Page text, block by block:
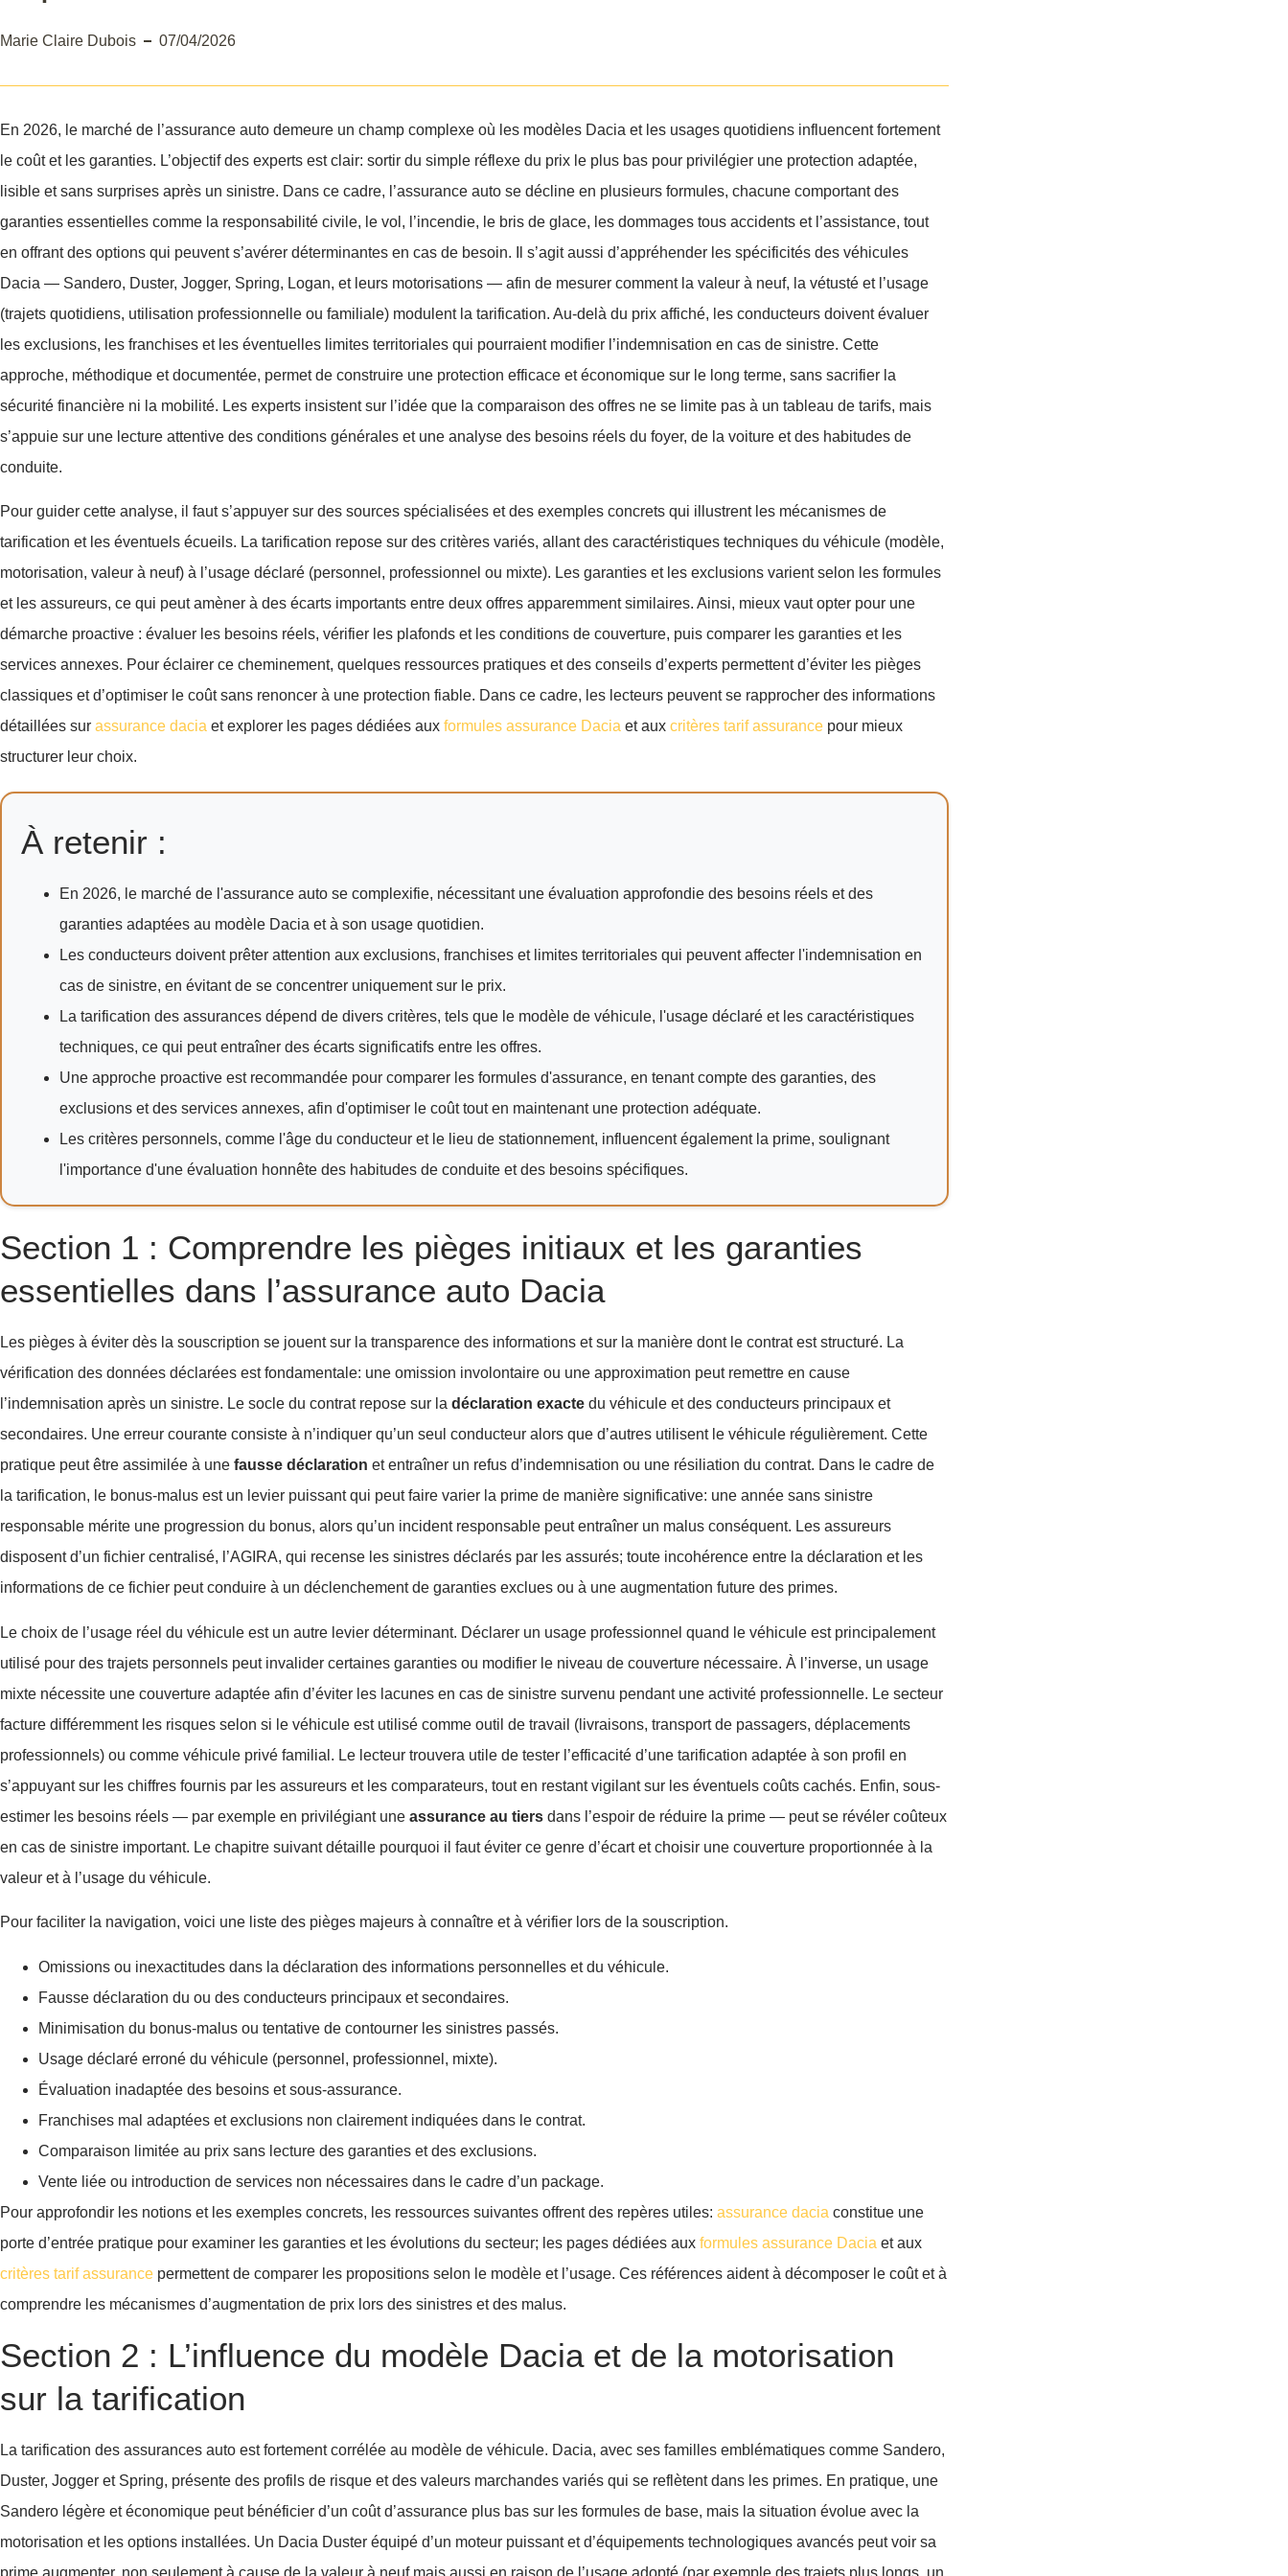
Marie Claire Dubois 07/04/2026
En 2026, le marché de l’assurance auto demeure un champ complexe où les modèles Dacia et les usages quotidiens influencent fortement
le coût et les garanties. L’objectif des experts est clair: sortir du simple réflexe du prix le plus bas pour privilégier une protection adaptée,
lisible et sans surprises après un sinistre. Dans ce cadre, l’assurance auto se décline en plusieurs formules, chacune comportant des
garanties essentielles comme la responsabilité civile, le vol, l’incendie, le bris de glace, les dommages tous accidents et l’assistance, tout
en offrant des options qui peuvent s’avérer déterminantes en cas de besoin. Il s’agit aussi d’appréhender les spécificités des véhicules
Dacia — Sandero, Duster, Jogger, Spring, Logan, et leurs motorisations — afin de mesurer comment la valeur à neuf, la vétusté et l’usage
(trajets quotidiens, utilisation professionnelle ou familiale) modulent la tarification. Au-delà du prix affiché, les conducteurs doivent évaluer
les exclusions, les franchises et les éventuelles limites territoriales qui pourraient modifier l’indemnisation en cas de sinistre. Cette
approche, méthodique et documentée, permet de construire une protection efficace et économique sur le long terme, sans sacrifier la
sécurité financière ni la mobilité. Les experts insistent sur l’idée que la comparaison des offres ne se limite pas à un tableau de tarifs, mais
s’appuie sur une lecture attentive des conditions générales et une analyse des besoins réels du foyer, de la voiture et des habitudes de
conduite.
Pour guider cette analyse, il faut s’appuyer sur des sources spécialisées et des exemples concrets qui illustrent les mécanismes de
tarification et les éventuels écueils. La tarification repose sur des critères variés, allant des caractéristiques techniques du véhicule (modèle,
motorisation, valeur à neuf) à l’usage déclaré (personnel, professionnel ou mixte). Les garanties et les exclusions varient selon les formules
et les assureurs, ce qui peut amèner à des écarts importants entre deux offres apparemment similaires. Ainsi, mieux vaut opter pour une
démarche proactive : évaluer les besoins réels, vérifier les plafonds et les conditions de couverture, puis comparer les garanties et les
services annexes. Pour éclairer ce cheminement, quelques ressources pratiques et des conseils d’experts permettent d’éviter les pièges
classiques et d’optimiser le coût sans renoncer à une protection fiable. Dans ce cadre, les lecteurs peuvent se rapprocher des informations
détaillées sur assurance dacia et explorer les pages dédiées aux formules assurance Dacia et aux critères tarif assurance pour mieux
structurer leur choix.
À retenir :
En 2026, le marché de l'assurance auto se complexifie, nécessitant une évaluation approfondie des besoins réels et des
garanties adaptées au modèle Dacia et à son usage quotidien.
Les conducteurs doivent prêter attention aux exclusions, franchises et limites territoriales qui peuvent affecter l'indemnisation en
cas de sinistre, en évitant de se concentrer uniquement sur le prix.
La tarification des assurances dépend de divers critères, tels que le modèle de véhicule, l'usage déclaré et les caractéristiques
techniques, ce qui peut entraîner des écarts significatifs entre les offres.
Une approche proactive est recommandée pour comparer les formules d'assurance, en tenant compte des garanties, des
exclusions et des services annexes, afin d'optimiser le coût tout en maintenant une protection adéquate.
Les critères personnels, comme l'âge du conducteur et le lieu de stationnement, influencent également la prime, soulignant
l'importance d'une évaluation honnête des habitudes de conduite et des besoins spécifiques.
Section 1 : Comprendre les pièges initiaux et les garanties
essentielles dans l’assurance auto Dacia
Les pièges à éviter dès la souscription se jouent sur la transparence des informations et sur la manière dont le contrat est structuré. La
vérification des données déclarées est fondamentale: une omission involontaire ou une approximation peut remettre en cause
l’indemnisation après un sinistre. Le socle du contrat repose sur la déclaration exacte du véhicule et des conducteurs principaux et
secondaires. Une erreur courante consiste à n’indiquer qu’un seul conducteur alors que d’autres utilisent le véhicule régulièrement. Cette
pratique peut être assimilée à une fausse déclaration et entraîner un refus d’indemnisation ou une résiliation du contrat. Dans le cadre de
la tarification, le bonus-malus est un levier puissant qui peut faire varier la prime de manière significative: une année sans sinistre
responsable mérite une progression du bonus, alors qu’un incident responsable peut entraîner un malus conséquent. Les assureurs
disposent d’un fichier centralisé, l’AGIRA, qui recense les sinistres déclarés par les assurés; toute incohérence entre la déclaration et les
informations de ce fichier peut conduire à un déclenchement de garanties exclues ou à une augmentation future des primes.
Le choix de l’usage réel du véhicule est un autre levier déterminant. Déclarer un usage professionnel quand le véhicule est principalement
utilisé pour des trajets personnels peut invalider certaines garanties ou modifier le niveau de couverture nécessaire. À l’inverse, un usage
mixte nécessite une couverture adaptée afin d’éviter les lacunes en cas de sinistre survenu pendant une activité professionnelle. Le secteur
facture différemment les risques selon si le véhicule est utilisé comme outil de travail (livraisons, transport de passagers, déplacements
professionnels) ou comme véhicule privé familial. Le lecteur trouvera utile de tester l’efficacité d’une tarification adaptée à son profil en
s’appuyant sur les chiffres fournis par les assureurs et les comparateurs, tout en restant vigilant sur les éventuels coûts cachés. Enfin, sous-
estimer les besoins réels — par exemple en privilégiant une assurance au tiers dans l’espoir de réduire la prime — peut se révéler coûteux
en cas de sinistre important. Le chapitre suivant détaille pourquoi il faut éviter ce genre d’écart et choisir une couverture proportionnée à la
valeur et à l’usage du véhicule.
Pour faciliter la navigation, voici une liste des pièges majeurs à connaître et à vérifier lors de la souscription.
Omissions ou inexactitudes dans la déclaration des informations personnelles et du véhicule.
Fausse déclaration du ou des conducteurs principaux et secondaires.
Minimisation du bonus-malus ou tentative de contourner les sinistres passés.
Usage déclaré erroné du véhicule (personnel, professionnel, mixte).
Évaluation inadaptée des besoins et sous-assurance.
Franchises mal adaptées et exclusions non clairement indiquées dans le contrat.
Comparaison limitée au prix sans lecture des garanties et des exclusions.
Vente liée ou introduction de services non nécessaires dans le cadre d’un package.
Pour approfondir les notions et les exemples concrets, les ressources suivantes offrent des repères utiles: assurance dacia constitue une
porte d’entrée pratique pour examiner les garanties et les évolutions du secteur; les pages dédiées aux formules assurance Dacia et aux
critères tarif assurance permettent de comparer les propositions selon le modèle et l’usage. Ces références aident à décomposer le coût et à
comprendre les mécanismes d’augmentation de prix lors des sinistres et des malus.
Section 2 : L’influence du modèle Dacia et de la motorisation
sur la tarification
La tarification des assurances auto est fortement corrélée au modèle de véhicule. Dacia, avec ses familles emblématiques comme Sandero,
Duster, Jogger et Spring, présente des profils de risque et des valeurs marchandes variés qui se reflètent dans les primes. En pratique, une
Sandero légère et économique peut bénéficier d’un coût d’assurance plus bas sur les formules de base, mais la situation évolue avec la
motorisation et les options installées. Un Dacia Duster équipé d’un moteur puissant et d’équipements technologiques avancés peut voir sa
prime augmenter, non seulement à cause de la valeur à neuf mais aussi en raison de l’usage adopté (par exemple des trajets plus longs, un